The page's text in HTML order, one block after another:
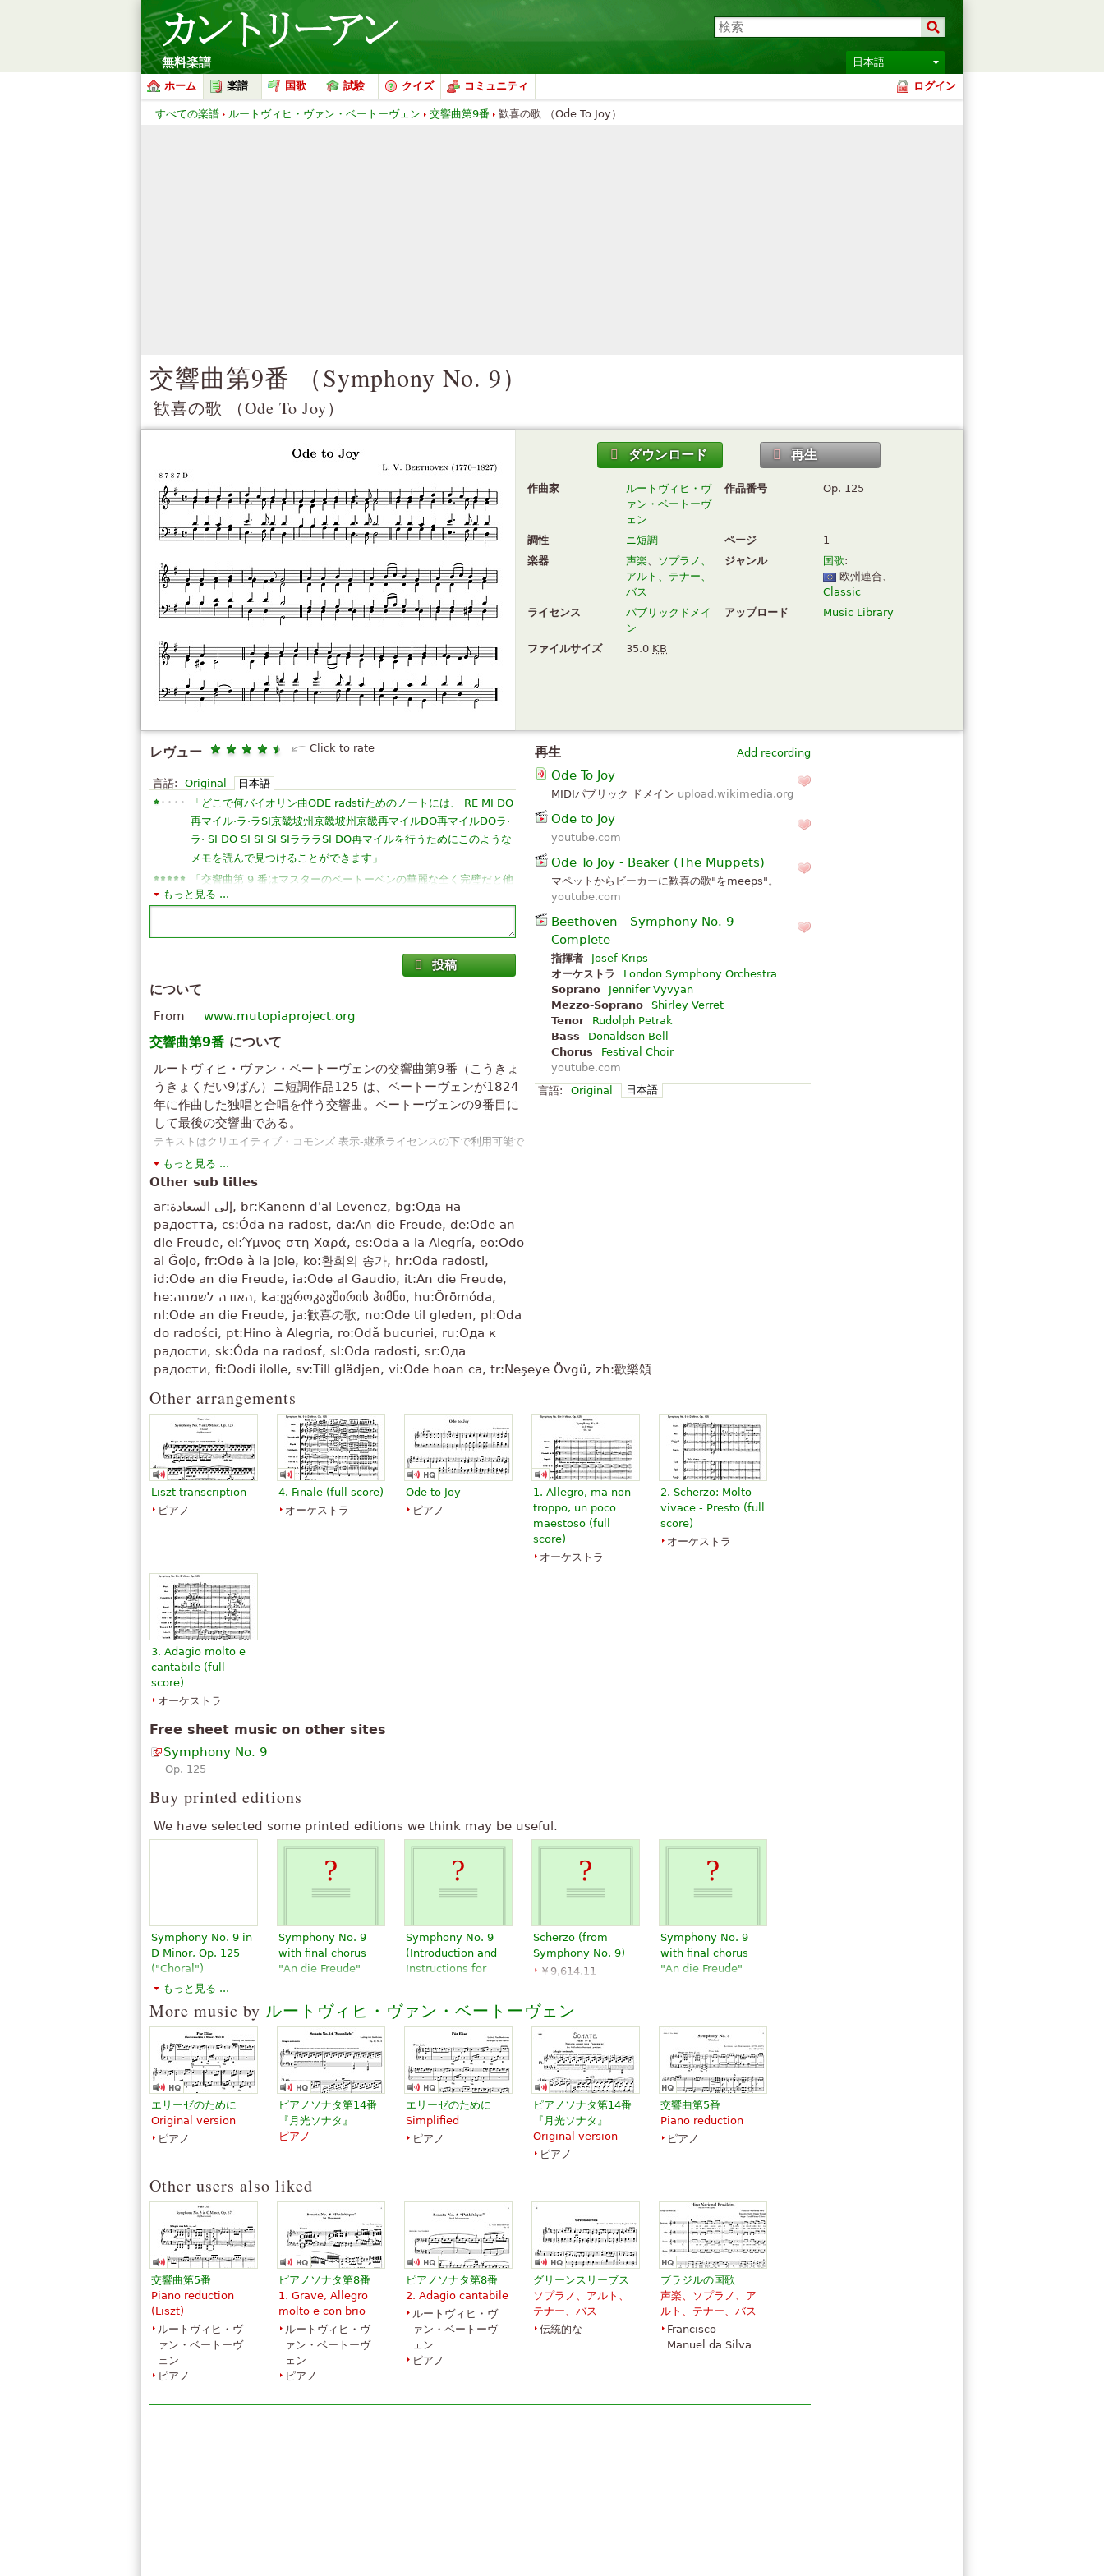
無料楽譜
日本語
ホーム
楽譜 国歌 試験 クイズ コミュニティ ログイン
交響曲第9番 （Symphony No. 9）
歓喜の歌 （Ode To Joy）
ダウンロード 再生
作曲家
ルートヴィヒ・ヴ
ァン・ベートーヴ
ェン
作品番号 Op. 125
調性 ニ短調 ページ
1
楽器
声楽、
ソプラノ、
アルト、テナー、
バス
ジャンル 国歌:
欧州連合、
Classic
ライセンス
パブリックドメイ
ン
アップロード Music Library
ファイルサイズ 35.0 KB
Add recording
再生
Ode To Joy
MIDIパブリック ドメイン upload.wikimedia.org
Ode to Joy
youtube.com
Ode To Joy - Beaker (The Muppets)
マペットからビーカーに歓喜の歌"をmeeps"。
youtube.com
Beethoven - Symphony No. 9 -
Complete
指揮者
Josef Krips
オーケストラ
London Symphony Orchestra
Soprano
Jennifer Vyvyan
Mezzo-Soprano
Shirley Verret
Tenor
Rudolph Petrak
Bass
Donaldson Bell
Chorus
Festival Choir
youtube.com
言語:
Original 日本語
レヴュー Click to rate
言語: Original 日本語
「 どこで何バイオリン曲ODE radstiためのノートには、 RE MI DO
再マイル·ラ·ラSI京畿坡州京畿坡州京畿再マイルDO再マイルDOラ·
ラ· SI DO SI SI SI SIラララSI DO再マイルを行うためにこのような
メモを読んで見つけることができます 」
「交響曲第 9 番はマスターのベートーベンの華麗な全く完璧だと他
の作品です ！有名な作家ヴィクトル ・ ユゴーの言葉で「ベートー
mùsicas をはるかに超えての無限永遠のエコー!"アドリアーノ · ペ
パーフェクト！ベートーベンは全く耳が聞こえないている間に私
はコメントの下に言ったように曲は、私が神と信じて作業を実行：
感情の爆発を。彼らはこの曲を表現する言葉を考案する必要があり
「Magnificentは、感情を計り知れないし、言いようのない、唯一
の永遠の父が宿っ天国の心房と魂の上昇を理解することができる喜
びを思い起こさせる」
「 私はここで発見したのはこのサイトを作った開発者が（または
Webデザイナー）祝福されるように古典的で偉大なサイト、それを
維持する」
「何と思うか。彼女は音楽に耳を傾けるしたい私は悲しいときに落
胆させた、音楽は、彼女の頭に来る最初の 1 つです。
「これは、ベートーヴェンの才能の大きさはどのように克服を示し
て比類のない作品です。私は芸術のあなたの作品の大ファンで
す！」
「 Ja、私はバイオリンの音楽に触れて彼女はゴージャスです。それ
はすべてポソスデカルダスの感動が初めてだった。 」
「 何も聴覚、触覚何ので、優雅でも問題で、多くの心に多ければ多
いほどよいがある。 」
「 スペイン語のバージョンはこのシンプルで美しい
estremamente は） 歌であるのでより高いようになります。 」
もっと見る ...
投稿
について
From www.mutopiaproject.org
交響曲第9番 について
ルートヴィヒ・ヴァン・ベートーヴェンの交響曲第9番（こうきょ
うきょくだい9ばん）ニ短調作品125 は、ベートーヴェンが1824
年に作曲した独唱と合唱を伴う交響曲。ベートーヴェンの9番目に
して最後の交響曲である。
テキストはクリエイティブ・コモンズ 表示-継承ライセンスの下で利用可能で
す。 それはWikipediaの記事『
使用しています。
もっと見る ...
Other sub titles
ar:إلى السعادة, br:Kanenn d'al Levenez, bg:Ода на
радостта, cs:Óda na radost, da:An die Freude, de:Ode an
die Freude, el:Ύμνος στη Χαρά, es:Oda a la Alegría, eo:Odo
al Ĝojo, fr:Ode à la joie, ko:환희의 송가, hr:Oda radosti,
id:Ode an die Freude, ia:Ode al Gaudio, it:An die Freude,
he:האודה לשמחה, ka:ევროკავშირის ჰიმნი, hu:Örömóda,
nl:Ode an die Freude, ja:歓喜の歌, no:Ode til gleden, pl:Oda
do radości, pt:Hino à Alegria, ro:Odă bucuriei, ru:Ода к
радости, sk:Óda na radosť, sl:Oda radosti, sr:Ода
радости, fi:Oodi ilolle, sv:Till glädjen, vi:Ode hoan ca, tr:Neşeye Övgü, zh:歡樂頌
Other arrangements
Liszt transcription
ピアノ
4. Finale (full score)
オーケストラ
Ode to Joy
ピアノ
1. Allegro, ma non
troppo, un poco
maestoso (full
score)
オーケストラ
2. Scherzo: Molto
vivace - Presto (full
score)
オーケストラ
3. Adagio molto e
cantabile (full
score)
オーケストラ
Free sheet music on other sites
Symphony No. 9
Op. 125
Buy printed editions
We have selected some printed editions we think may be useful.
Symphony No. 9 in
D Minor, Op. 125
("Choral")
￥1,434.10
Choir
Dover
Publications
Symphony No. 9
with final chorus
"An die Freude"
Viola
Baerenreiter
Symphony No. 9
(Introduction and
Instructions for
￥1,434.10
Edition Peters
Scherzo (from
Symphony No. 9)
￥9,614.11
Symphony No. 9
with final chorus
"An die Freude"
もっと見る ...
More music by ルートヴィヒ・ヴァン・ベートーヴェン
エリーゼのために
Original version
ピアノ
ピアノソナタ第14番
『月光ソナタ』
ピアノ
エリーゼのために
Simplified
ピアノ
ピアノソナタ第14番
『月光ソナタ』
Original version
ピアノ
交響曲第5番
Piano reduction
ピアノ
Other users also liked
交響曲第5番
Piano reduction
(Liszt)
ルートヴィヒ・ヴ
ァン・ベートーヴ
ェン
ピアノ
ピアノソナタ第8番
1. Grave, Allegro
molto e con brio
ルートヴィヒ・ヴ
ァン・ベートーヴ
ェン
ピアノ
ピアノソナタ第8番
2. Adagio cantabile
ルートヴィヒ・ヴ
ァン・ベートーヴ
ェン
ピアノ
グリーンスリーブス
ソプラノ、アルト、
テナー、バス
伝統的な
ブラジルの国歌
声楽、ソプラノ、ア
ルト、テナー、バス
Francisco
Manuel da Silva
すべての楽譜 ルートヴィヒ・ヴァン・ベートーヴェン 交響曲第9番 歓喜の歌 （Ode To Joy）